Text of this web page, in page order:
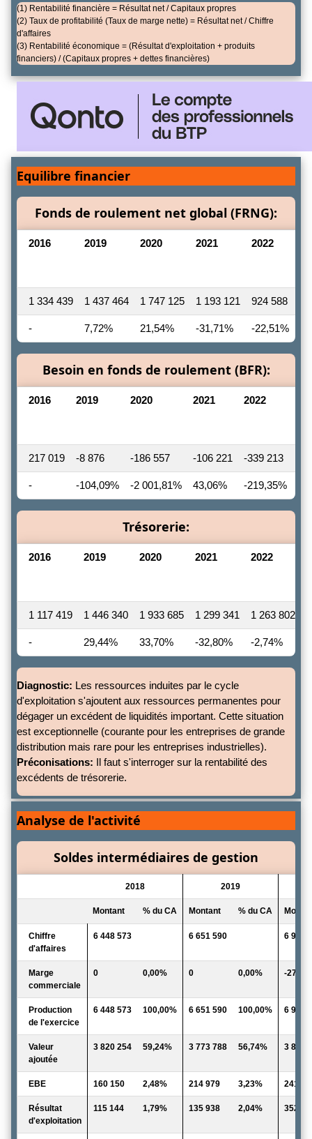
(1) Rentabilité financière = Résultat net / Capitaux propres
(2) Taux de profitabilité (Taux de marge nette) = Résultat net / Chiffre
d'affaires
(3) Rentabilité économique = (Résultat d'exploitation + produits
financiers) / (Capitaux propres + dettes financières)
Equilibre financier
Fonds de roulement net global (FRNG):
2016 2019 2020 2021 2022
1 334 439 1 437 464 1 747 125 1 193 121 924 588
- 7,72% 21,54% -31,71% -22,51%
Besoin en fonds de roulement (BFR):
2016 2019 2020 2021 2022
217 019 -8 876 -186 557 -106 221 -339 213
- -104,09% -2 001,81% 43,06% -219,35%
Trésorerie:
2016 2019 2020 2021 2022
1 117 419 1 446 340 1 933 685 1 299 341 1 263 802
- 29,44% 33,70% -32,80% -2,74%
Diagnostic: Les ressources induites par le cycle
d'exploitation s'ajoutent aux ressources permanentes pour
dégager un excédent de liquidités important. Cette situation
est exceptionnelle (courante pour les entreprises de grande
distribution mais rare pour les entreprises industrielles).
Préconisations: Il faut s'interroger sur la rentabilité des
excédents de trésorerie.
Analyse de l'activité
Soldes intermédiaires de gestion
2018 2019
Montant % du CA Montant % du CA
Chiffre
d'affaires
6 448 573 6 651 590 6 905
Marge
commerciale
0 0,00% 0 0,00% -27
Production
de l'exercice
6 448 573 100,00% 6 651 590 100,00% 6 905
Valeur
ajoutée
3 820 254 59,24% 3 773 788 56,74% 3 861
EBE 160 150 2,48% 214 979 3,23% 241
Résultat
d'exploitation
115 144 1,79% 135 938 2,04% 352